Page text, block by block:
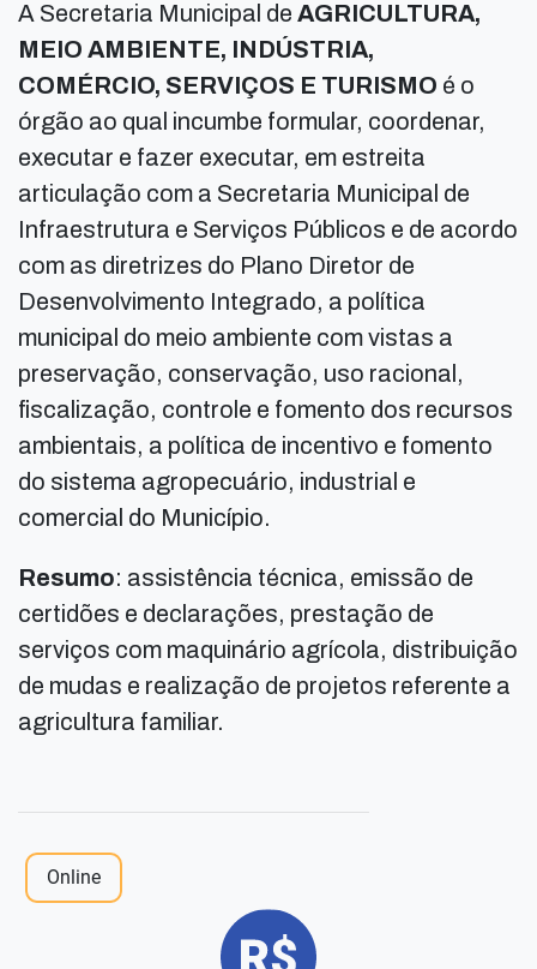
A Secretaria Municipal de AGRICULTURA,
MEIO AMBIENTE, INDÚSTRIA,
COMÉRCIO, SERVIÇOS E TURISMO é o
órgão ao qual incumbe formular, coordenar,
executar e fazer executar, em estreita
articulação com a Secretaria Municipal de
Infraestrutura e Serviços Públicos e de acordo
com as diretrizes do Plano Diretor de
Desenvolvimento Integrado, a política
municipal do meio ambiente com vistas a
preservação, conservação, uso racional,
fiscalização, controle e fomento dos recursos
ambientais, a política de incentivo e fomento
do sistema agropecuário, industrial e
comercial do Município.
Resumo: assistência técnica, emissão de
certidões e declarações, prestação de
serviços com maquinário agrícola, distribuição
de mudas e realização de projetos referente a
agricultura familiar.
Online